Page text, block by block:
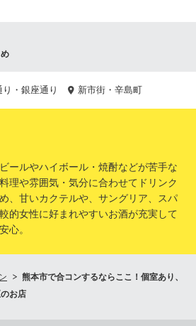
り・銀座通り 新市街・辛島町
ールやハイボール・焼酎などが苦手な
理や雰囲気・気分に合わせてドリンク
、甘いカクテルや、サングリア、スパ
的女性に好まれやすいお酒が充実して
心。
熊本市で合コンするならここ！個室あり、
お店